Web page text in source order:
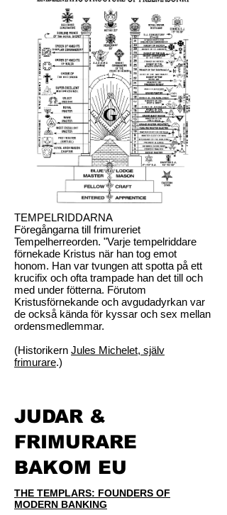
TEMPELRIDDARNA
Föregångarna till frimureriet
Tempelherreorden. "Varje tempelriddare
förnekade Kristus när han tog emot
honom. Han var tvungen att spotta på ett
krucifix och ofta trampade han det till och
med under fötterna. Förutom
Kristusförnekande och avgudadyrkan var
de också kända för kyssar och sex mellan
ordensmedlemmar.
(Historikern Jules Michelet, själv
frimurare.)
JUDAR &
FRIMURARE
BAKOM EU
THE TEMPLARS: FOUNDERS OF
MODERN BANKING